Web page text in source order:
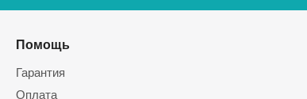
Помощь
Гарантия
Оплата